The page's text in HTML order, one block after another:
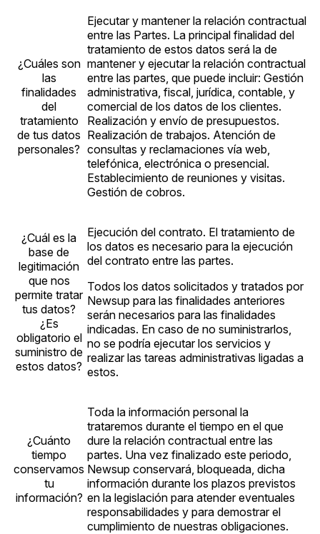
¿Cuáles son
las
finalidades
del
tratamiento
de tus datos
personales?
Ejecutar y mantener la relación contractual
entre las Partes. La principal finalidad del
tratamiento de estos datos será la de
mantener y ejecutar la relación contractual
entre las partes, que puede incluir: Gestión
administrativa, fiscal, jurídica, contable, y
comercial de los datos de los clientes.
Realización y envío de presupuestos.
Realización de trabajos. Atención de
consultas y reclamaciones vía web,
telefónica, electrónica o presencial.
Establecimiento de reuniones y visitas.
Gestión de cobros.
¿Cuál es la
base de
legitimación
que nos
permite tratar
tus datos?
¿Es
obligatorio el
suministro de
estos datos?
Ejecución del contrato. El tratamiento de
los datos es necesario para la ejecución
del contrato entre las partes.
Todos los datos solicitados y tratados por
Newsup para las finalidades anteriores
serán necesarios para las finalidades
indicadas. En caso de no suministrarlos,
no se podría ejecutar los servicios y
realizar las tareas administrativas ligadas a
estos.
¿Cuánto
tiempo
conservamos
tu
información?
Toda la información personal la
trataremos durante el tiempo en el que
dure la relación contractual entre las
partes. Una vez finalizado este periodo,
Newsup conservará, bloqueada, dicha
información durante los plazos previstos
en la legislación para atender eventuales
responsabilidades y para demostrar el
cumplimiento de nuestras obligaciones.